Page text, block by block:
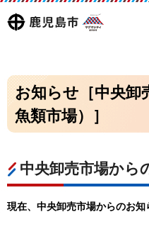
鹿児島
マグ
マシ
お知らせ［中央卸
魚類市場）］
中央卸売市場から
現在、中央卸売市場からのお知